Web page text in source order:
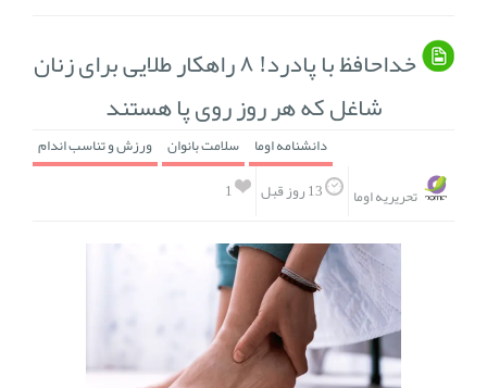
خداحافظ با پادرد! ۸ راهکار طلایی برای زنان
شاغل که هر روز روی پا هستند
دانشنامه اوما سلامت بانوان ورزش و تناسب اندام
1
تحریریه اوما